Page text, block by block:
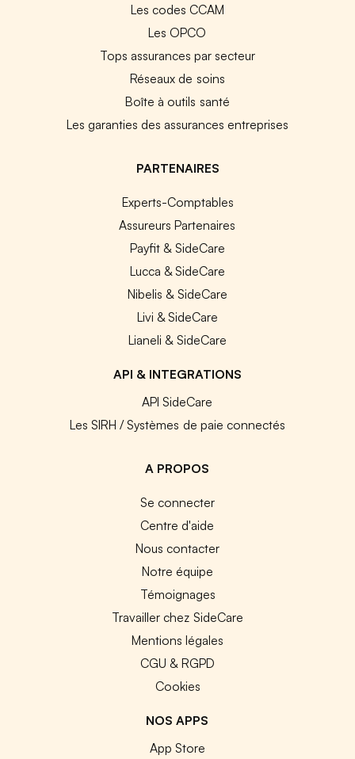
Les codes CCAM
Les OPCO
Tops assurances par secteur
Réseaux de soins
Boîte à outils santé
Les garanties des assurances entreprises
PARTENAIRES
Experts-Comptables
Assureurs Partenaires
Payfit & SideCare
Lucca & SideCare
Nibelis & SideCare
Livi & SideCare
Lianeli & SideCare
API & INTEGRATIONS
API SideCare
Les SIRH / Systèmes de paie connectés
A PROPOS
Se connecter
Centre d'aide
Nous contacter
Notre équipe
Témoignages
Travailler chez SideCare
Mentions légales
CGU & RGPD
Cookies
NOS APPS
App Store